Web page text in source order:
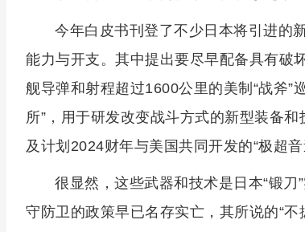
今年白皮书刊登了不少日本将引进的
能力与开支。其中提出要尽早配备具有破
舰导弹和射程超过1600公里的美制“战斧”
所”，用于研发改变战斗方式的新型装备
及计划2024财年与美国共同开发的“极超音
很显然，这些武器和技术是日本“锻
守防卫的政策早已名存实亡，其所说的“不